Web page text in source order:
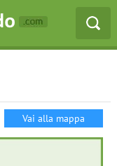
Vai alla mappa